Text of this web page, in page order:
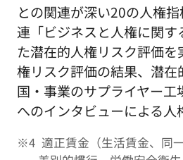
との関連が深い20の人権指
連「ビジネスと人権に関す
た潜在的人権リスク評価を
権リスク評価の結果、潜
国・事業のサプライヤー工
へのインタビューによる人
適正賃金（生活賃金、同